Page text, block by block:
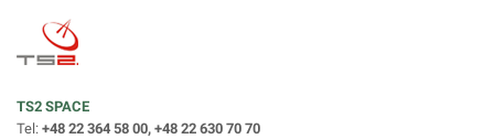
TS2 SPACE
Tel: +48 22 364 58 00, +48 22 630 70 70